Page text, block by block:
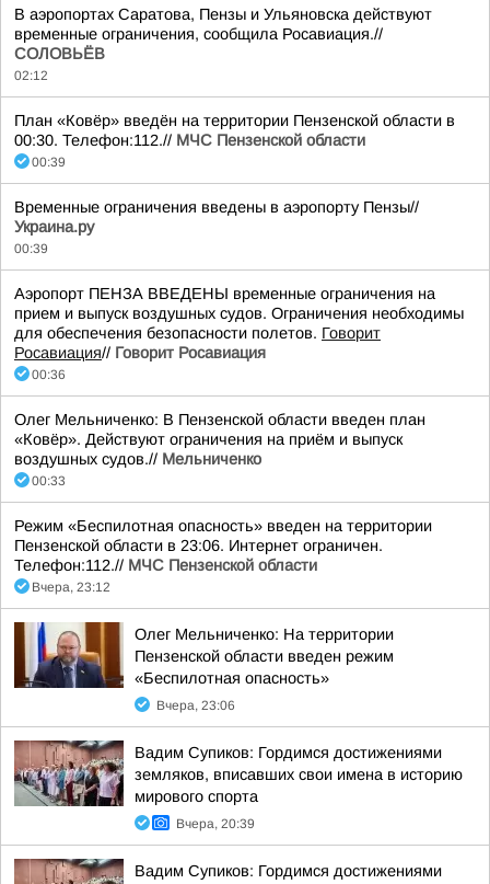
В аэропортах Саратова, Пензы и Ульяновска действуют
временные ограничения, сообщила Росавиация.//
СОЛОВЬЁВ
02:12
План «Ковёр» введён на территории Пензенской области в
00:30. Телефон:112.// МЧС Пензенской области
00:39
Временные ограничения введены в аэропорту Пензы//
Украина.ру
00:39
Аэропорт ПЕНЗА ВВЕДЕНЫ временные ограничения на
прием и выпуск воздушных судов. Ограничения необходимы
для обеспечения безопасности полетов. Говорит
Росавиация// Говорит Росавиация
00:36
Олег Мельниченко: В Пензенской области введен план
«Ковёр». Действуют ограничения на приём и выпуск
воздушных судов.// Мельниченко
00:33
Режим «Беспилотная опасность» введен на территории
Пензенской области в 23:06. Интернет ограничен.
Телефон:112.// МЧС Пензенской области
Вчера, 23:12
Олег Мельниченко: На территории
Пензенской области введен режим
«Беспилотная опасность»
Вчера, 23:06
Вадим Супиков: Гордимся достижениями
земляков, вписавших свои имена в историю
мирового спорта
Вчера, 20:39
Вадим Супиков: Гордимся достижениями